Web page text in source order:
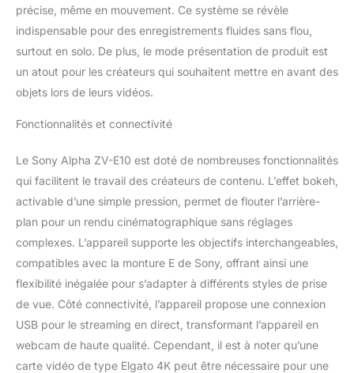
avec suivi des yeux du
sujet en temps réel. Pour
les vidéos produits :
mode présentation
produit pour des
ENREGISTREMENT DU
QUALITE : Captez le son
de votre voix grâce au
micro directionnel à 3
capsules digitales intégré
et à son pare-vent
(inclus) ou profitez de
l'interface audio digitale
en associant un micro
externe compatible Sony
DES SESSIONS LIVE
INSTANTANEES : Utilisez
le ZV-E10 comme caméra
pour faire des
précise, même en mouvement. Ce système se révèle
indispensable pour des enregistrements fluides sans flou,
surtout en solo. De plus, le mode présentation de produit est
un atout pour les créateurs qui souhaitent mettre en avant des
objets lors de leurs vidéos.
Fonctionnalités et connectivité
Le Sony Alpha ZV-E10 est doté de nombreuses fonctionnalités
qui facilitent le travail des créateurs de contenu. L’effet bokeh,
activable d’une simple pression, permet de flouter l’arrière-
plan pour un rendu cinématographique sans réglages
complexes. L’appareil supporte les objectifs interchangeables,
compatibles avec la monture E de Sony, offrant ainsi une
flexibilité inégalée pour s’adapter à différents styles de prise
de vue. Côté connectivité, l’appareil propose une connexion
USB pour le streaming en direct, transformant l’appareil en
webcam de haute qualité. Cependant, il est à noter qu’une
carte vidéo de type Elgato 4K peut être nécessaire pour une